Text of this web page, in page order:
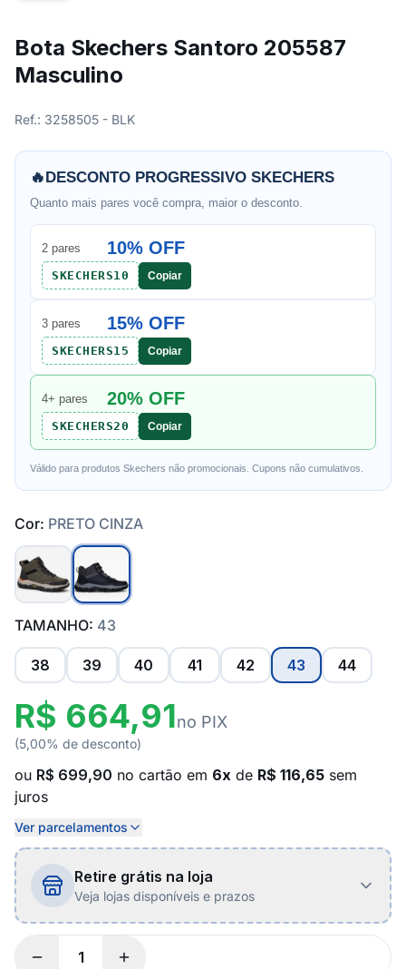
Bota Skechers Santoro 205587
Masculino
Ref.: 3258505 - BLK
🔥DESCONTO PROGRESSIVO SKECHERS
Quanto mais pares você compra, maior o desconto.
2 pares 10% OFF
SKECHERS10 Copiar
3 pares 15% OFF
SKECHERS15 Copiar
4+ pares 20% OFF
SKECHERS20 Copiar
Válido para produtos Skechers não promocionais. Cupons não cumulativos.
Cor: PRETO CINZA
TAMANHO: 43
38 39 40 41 42 43 44
R$ 664,91no PIX
(5,00% de desconto)
ou R$ 699,90 no cartão em 6x de R$ 116,65 sem
juros
Ver parcelamentos
Retire grátis na loja
Veja lojas disponíveis e prazos